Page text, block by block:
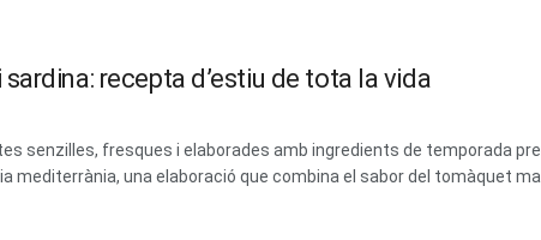
recepta d’estiu de tota la vida
senzilles, fresques i elaborades amb ingredients de temporada
mediterrània, una elaboració que combina el sabor del tomàquet